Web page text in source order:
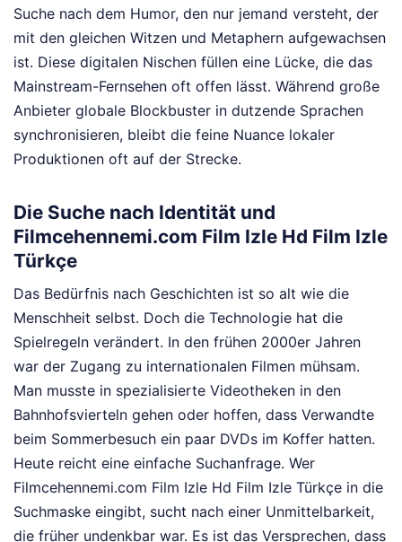
Suche nach dem Humor, den nur jemand versteht, der
mit den gleichen Witzen und Metaphern aufgewachsen
ist. Diese digitalen Nischen füllen eine Lücke, die das
Mainstream-Fernsehen oft offen lässt. Während große
Anbieter globale Blockbuster in dutzende Sprachen
synchronisieren, bleibt die feine Nuance lokaler
Produktionen oft auf der Strecke.
Die Suche nach Identität und
Filmcehennemi.com Film Izle Hd Film Izle
Türkçe
Das Bedürfnis nach Geschichten ist so alt wie die
Menschheit selbst. Doch die Technologie hat die
Spielregeln verändert. In den frühen 2000er Jahren
war der Zugang zu internationalen Filmen mühsam.
Man musste in spezialisierte Videotheken in den
Bahnhofsvierteln gehen oder hoffen, dass Verwandte
beim Sommerbesuch ein paar DVDs im Koffer hatten.
Heute reicht eine einfache Suchanfrage. Wer
Filmcehennemi.com Film Izle Hd Film Izle Türkçe in die
Suchmaske eingibt, sucht nach einer Unmittelbarkeit,
die früher undenkbar war. Es ist das Versprechen, dass